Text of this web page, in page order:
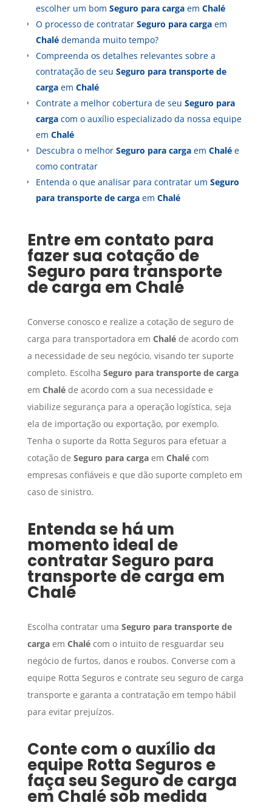
escolher um bom Seguro para cargaem Chalé
O processo de contratar Seguro para cargaem
Chalédemanda muito tempo?
Compreenda os detalhes relevantes sobre a
contratação de seu Seguro para transporte de
cargaem Chalé
Contrate a melhor cobertura de seu Seguro para
cargacom o auxílio especializado da nossa equipe
em Chalé
Descubra o melhor Seguro para cargaem Chalée
como contratar
Entenda o que analisar para contratar um Seguro
para transporte de cargaem Chalé
Entre em contato para
fazer sua cotação de
Seguro para transporte
de carga em Chalé
Converse conosco e realize a cotação de seguro de
carga para transportadora em Chaléde acordo com
a necessidade de seu negócio, visando ter suporte
completo. Escolha Seguro para transporte de carga
em Chaléde acordo com a sua necessidade e
viabilize segurança para a operação logística, seja
ela de importação ou exportação, por exemplo.
Tenha o suporte da Rotta Seguros para efetuar a
cotação de Seguro para cargaem Chalécom
empresas confiáveis e que dão suporte completo em
caso de sinistro.
Entenda se há um
momento ideal de
contratar Seguro para
transporte de carga em
Chalé
Escolha contratar uma Seguro para transporte de
cargaem Chalécom o intuito de resguardar seu
negócio de furtos, danos e roubos. Converse com a
equipe Rotta Seguros e contrate seu seguro de carga
transporte e garanta a contratação em tempo hábil
para evitar prejuízos.
Conte com o auxílio da
equipe Rotta Seguros e
faça seu Seguro de carga
em Chalésob medida